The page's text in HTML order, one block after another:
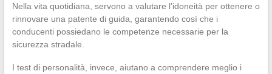
Nella vita quotidiana, servono a valutare l’idoneità per ottenere o
rinnovare una patente di guida, garantendo così che i
conducenti possiedano le competenze necessarie per la
sicurezza stradale.
I test di personalità, invece, aiutano a comprendere meglio i